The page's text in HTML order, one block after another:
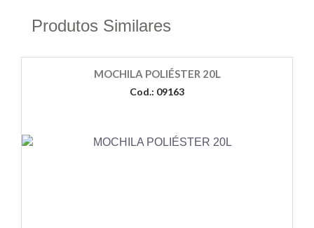
Produtos Similares
MOCHILA POLIÉSTER 20L
Cod.: 09163